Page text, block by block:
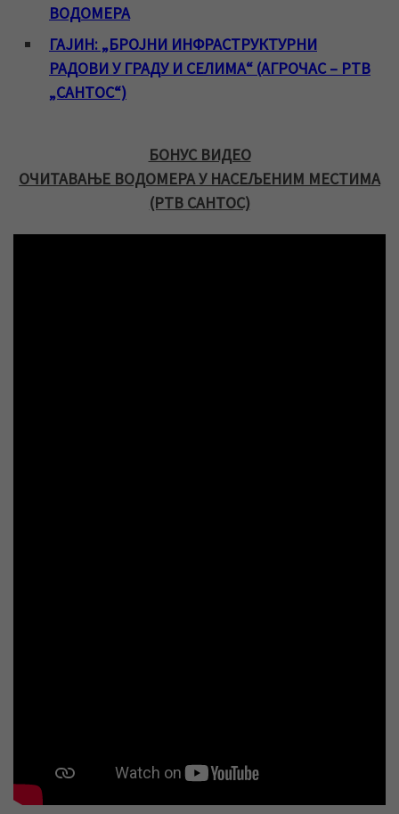
ВОДОМЕРА
ГАЈИН: „БРОЈНИ ИНФРАСТРУКТУРНИ
РАДОВИ У ГРАДУ И СЕЛИМА“ (АГРОЧАС – РТВ
„САНТОС“)
БОНУС ВИДЕО
ОЧИТАВАЊЕ ВОДОМЕРА У НАСЕЉЕНИМ МЕСТИМА
(РТВ САНТОС)